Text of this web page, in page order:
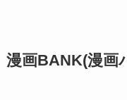
漫画BANK(漫画